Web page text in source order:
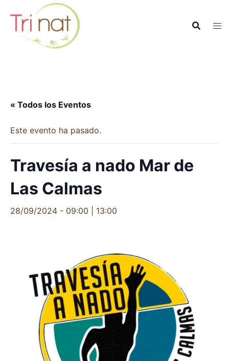
contenido
« Todos los Eventos
Este evento ha pasado.
Travesía a nado Mar de
Las Calmas
28/09/2024 - 09:00 13:00